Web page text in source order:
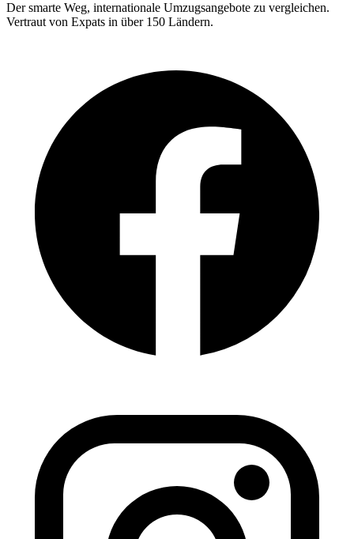
Der smarte Weg, internationale Umzugsangebote zu vergleichen.
Vertraut von Expats in über 150 Ländern.